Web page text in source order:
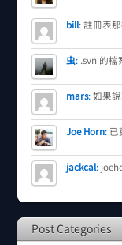
bill:註冊表
虫: .svn 的
mars:如果
Joe Horn:
jackcal:
Post Categories